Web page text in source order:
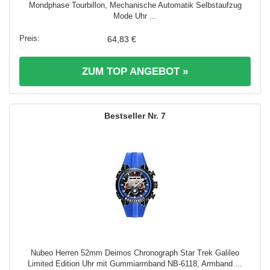
Mondphase Tourbillon, Mechanische Automatik Selbstaufzug
Mode Uhr ...
64,83 €
ZUM TOP ANGEBOT »
7
Nubeo Herren 52mm Deimos Chronograph Star Trek Galileo
Limited Edition Uhr mit Gummiarmband NB-6118, Armband ...